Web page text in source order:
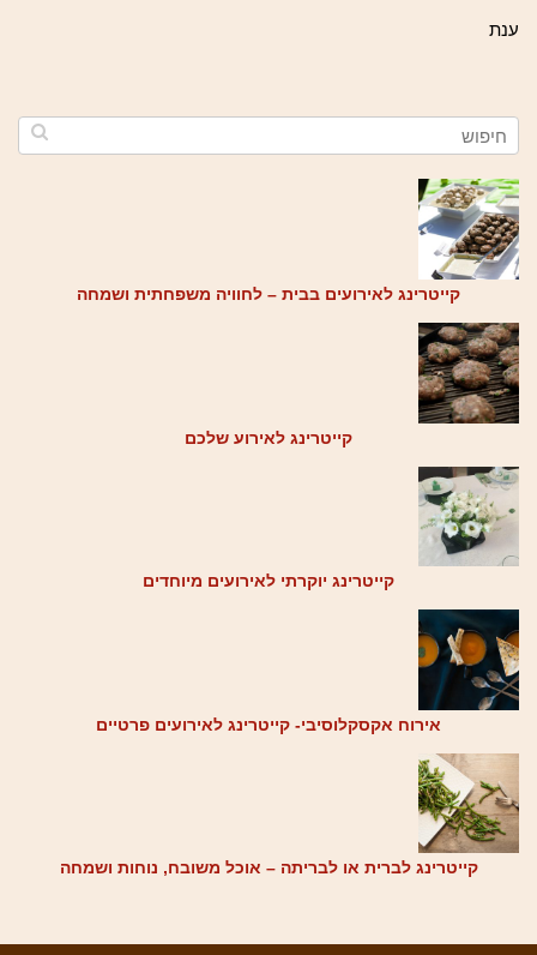
ענת
קייטרינג לאירועים בבית – לחוויה משפחתית ושמחה
קייטרינג לאירוע שלכם
קייטרינג יוקרתי לאירועים מיוחדים
אירוח אקסקלוסיבי- קייטרינג לאירועים פרטיים
קייטרינג לברית או לבריתה – אוכל משובח, נוחות ושמחה